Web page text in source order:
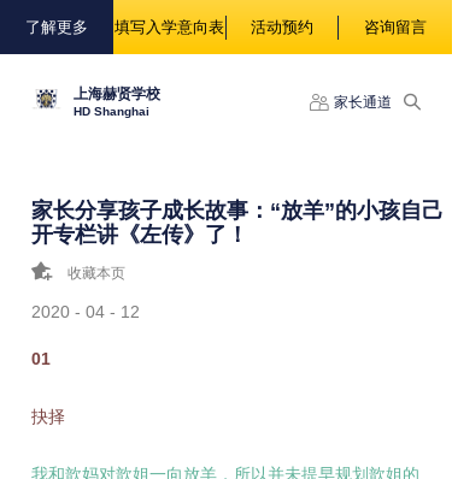
了解更多 填写入学意向表 活动预约 咨询留言
上海赫贤学校
HD Shanghai
家长通道
家长分享孩子成长故事：“放羊”的小孩自己
开专栏讲《左传》了！
收藏本页
2020 - 04 - 12
01
抉择
我和歆妈对歆姐一向放羊，所以并未提早规划歆姐的